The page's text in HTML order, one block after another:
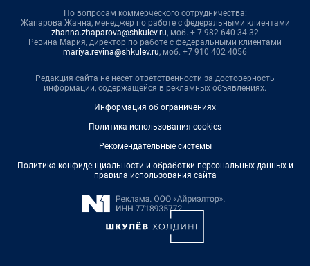
По вопросам коммерческого сотрудничества:
Жапарова Жанна, менеджер по работе с федеральными клиентами
zhanna.zhaparova@shkulev.ru, моб. + 7 982 640 34 32
Ревина Мария, директор по работе с федеральными клиентами
mariya.revina@shkulev.ru, моб. +7 910 402 4056
Редакция сайта не несет ответственности за достоверность
информации, содержащейся в рекламных объявлениях.
Информация об ограничениях
Политика использования cookies
Рекомендательные системы
Политика конфиденциальности и обработки персональных данных и
правила использования сайта